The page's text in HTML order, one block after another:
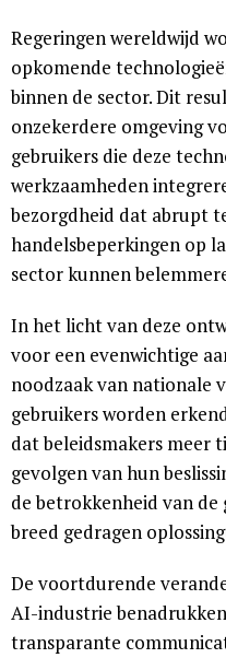
Regeringen wereldwijd
opkomende
binnen de sector. Dit
onzekerdere omgeving
gebruikers die deze
werkzaamheden
bezorgdheid dat abrupt
handelsbeperkingen op
sector kunnen
In het licht van deze
voor een evenwichtige
noodzaak van nationale
gebruikers worden
dat beleidsmakers meer
gevolgen van hun
de betrokkenheid van de
breed gedragen
De voortdurende
AI-industrie
transparante